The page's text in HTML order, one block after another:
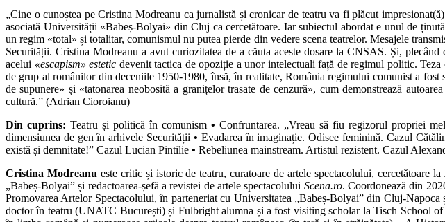
„Cine o cunoștea pe Cristina Modreanu ca jurnalistă și cronicar de teatru va fi plăcut
asociată Universității «Babeș-Bolyai» din Cluj ca cercetătoare. Iar subiectul abordat e unul de
un regim «total» și totalitar, comunismul nu putea pierde din vedere scena teatrelor. Mesajele
Securității. Cristina Modreanu a avut curiozitatea de a căuta aceste dosare la CNSAS. Și,
acelui «escapism» estetic devenit tactica de opoziție a unor intelectuali față de regimul politic.
de grup al românilor din deceniile 1950-1980, însă, în realitate, România regimului comunist a
de supunere» și «tatonarea neobosită a granițelor trasate de cenzură», cum demonstrează
cultură.” (Adrian Cioroianu)
Din cuprins: Teatru și politică în comunism • Confruntarea. „Vreau să fiu regizorul propriei
dimensiunea de gen în arhivele Securității • Evadarea în imaginație. Odisee feminină. Cazul
există și demnitate!” Cazul Lucian Pintilie • Rebeliunea mainstream. Artistul rezistent. Cazul
Cristina Modreanu este critic și istoric de teatru, curatoare de artele spectacolului,
„Babeș-Bolyai” și redactoarea-șefă a revistei de artele spectacolului Scena.ro. Coordonează din
Promovarea Artelor Spectacolului, în parteneriat cu Universitatea „Babeș-Bolyai” din Cluj-
doctor în teatru (UNATC București) și Fulbright alumna și a fost visiting scholar la Tisch School